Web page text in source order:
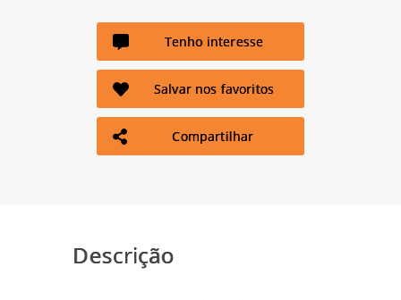
Tenho interesse
Salvar nos favoritos
Compartilhar
Descrição